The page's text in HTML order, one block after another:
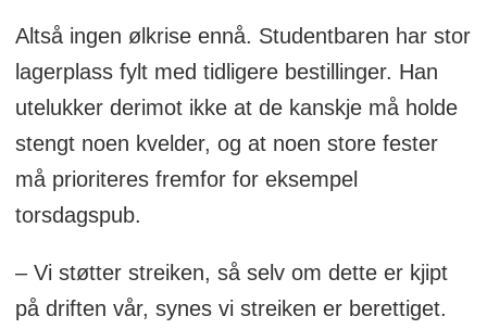
Altså ingen ølkrise ennå. Studentbaren har stor
lagerplass fylt med tidligere bestillinger. Han
utelukker derimot ikke at de kanskje må holde
stengt noen kvelder, og at noen store fester
må prioriteres fremfor for eksempel
torsdagspub.
– Vi støtter streiken, så selv om dette er kjipt
på driften vår, synes vi streiken er berettiget.